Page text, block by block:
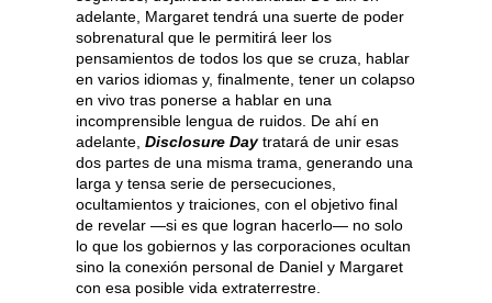
adelante, Margaret tendrá una suerte de poder
sobrenatural que le permitirá leer los
pensamientos de todos los que se cruza, hablar
en varios idiomas y, finalmente, tener un colapso
en vivo tras ponerse a hablar en una
incomprensible lengua de ruidos. De ahí en
adelante, Disclosure Daytratará de unir esas
dos partes de una misma trama, generando una
larga y tensa serie de persecuciones,
ocultamientos y traiciones, con el objetivo final
de revelar —si es que logran hacerlo— no solo
lo que los gobiernos y las corporaciones ocultan
sino la conexión personal de Daniel y Margaret
con esa posible vida extraterrestre.